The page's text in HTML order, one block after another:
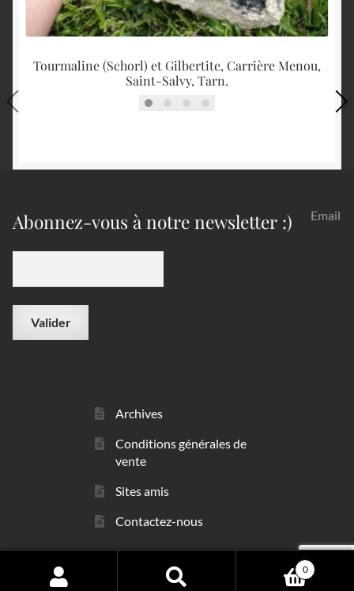
Tourmaline (Schorl) et Gilbertite, Carrière Menou,
Saint-Salvy, Tarn.
Abonnez-vous à notre newsletter :) Email
Archives
Conditions générales de
vente
Sites amis
Contactez-nous
© sarl Les Minéraux 2006 - 2026 0